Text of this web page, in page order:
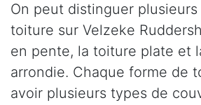
On peut distinguer
toiture sur Velzeke
en pente, la toiture plate et
arrondie. Chaque forme de
avoir plusieurs types de